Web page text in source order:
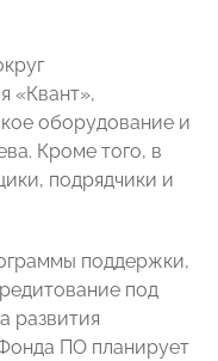
«Квант»,
оборудование и
Кроме того, в
подрядчики и
поддержки,
под
развития
ПО планирует